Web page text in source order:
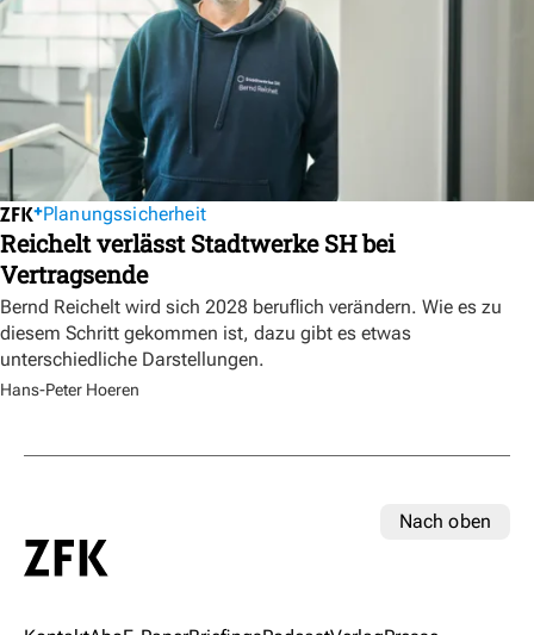
Planungssicherheit
Reichelt verlässt Stadtwerke SH bei
Vertragsende
Bernd Reichelt wird sich 2028 beruflich verändern. Wie es zu
diesem Schritt gekommen ist, dazu gibt es etwas
unterschiedliche Darstellungen.
Hans-Peter Hoeren
Nach oben